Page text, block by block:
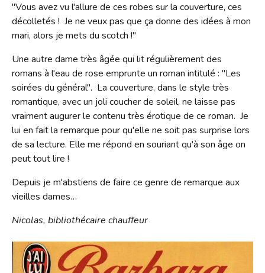
"Vous avez vu l'allure de ces robes sur la couverture, ces
décolletés ! Je ne veux pas que ça donne des idées à mon
mari, alors je mets du scotch !"
Une autre dame très âgée qui lit régulièrement des
romans à l'eau de rose emprunte un roman intitulé : "Les
soirées du général". La couverture, dans le style très
romantique, avec un joli coucher de soleil, ne laisse pas
vraiment augurer le contenu très érotique de ce roman. Je
lui en fait la remarque pour qu'elle ne soit pas surprise lors
de sa lecture. Elle me répond en souriant qu'à son âge on
peut tout lire !
Depuis je m'abstiens de faire ce genre de remarque aux
vieilles dames…
Nicolas, bibliothécaire chauffeur